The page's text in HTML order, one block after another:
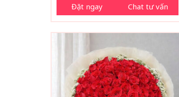
540.000₫.là:
490.000₫.
Đặt ngay Chat tư vấn